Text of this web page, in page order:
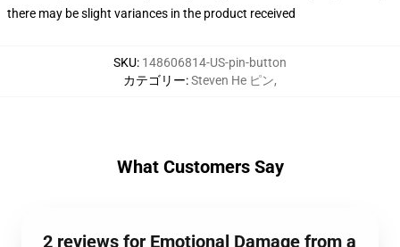
there may be slight variances in the product received
SKU: 148606814-US-pin-button
カテゴリー:Steven He ピン,
What Customers Say
2 reviews for Emotional Damage from a